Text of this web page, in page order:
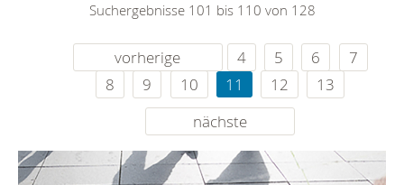
Suchergebnisse 101 bis 110 von 128
vorherige 4 5 6
7
8
9 10 11 12
13
nächste